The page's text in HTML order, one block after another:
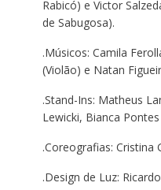
Rabicó) e Victor
de Sabugosa).
.Músicos: Camila
(Violão) e Natan
.Stand-Ins: Matheus
Lewicki, Bianca
.Coreografias: Cristina
.Design de Luz: